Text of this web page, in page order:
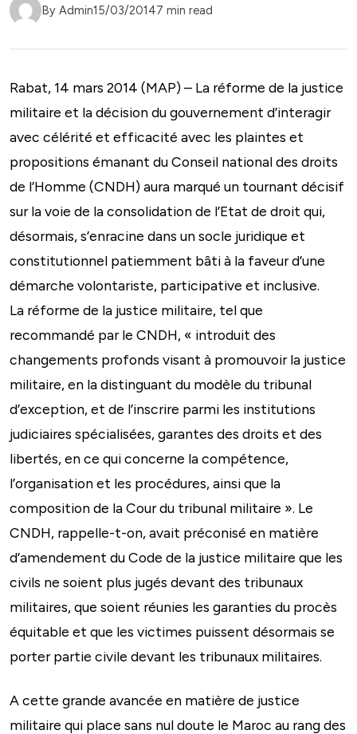
By Admin15/03/20147 min read
Rabat, 14 mars 2014 (MAP) – La réforme de la justice
militaire et la décision du gouvernement d’interagir
avec célérité et efficacité avec les plaintes et
propositions émanant du Conseil national des droits
de l’Homme (CNDH) aura marqué un tournant décisif
sur la voie de la consolidation de l’Etat de droit qui,
désormais, s’enracine dans un socle juridique et
constitutionnel patiemment bâti à la faveur d’une
démarche volontariste, participative et inclusive.
La réforme de la justice militaire, tel que
recommandé par le CNDH, « introduit des
changements profonds visant à promouvoir la justice
militaire, en la distinguant du modèle du tribunal
d’exception, et de l’inscrire parmi les institutions
judiciaires spécialisées, garantes des droits et des
libertés, en ce qui concerne la compétence,
l’organisation et les procédures, ainsi que la
composition de la Cour du tribunal militaire ». Le
CNDH, rappelle-t-on, avait préconisé en matière
d’amendement du Code de la justice militaire que les
civils ne soient plus jugés devant des tribunaux
militaires, que soient réunies les garanties du procès
équitable et que les victimes puissent désormais se
porter partie civile devant les tribunaux militaires.
A cette grande avancée en matière de justice
militaire qui place sans nul doute le Maroc au rang des